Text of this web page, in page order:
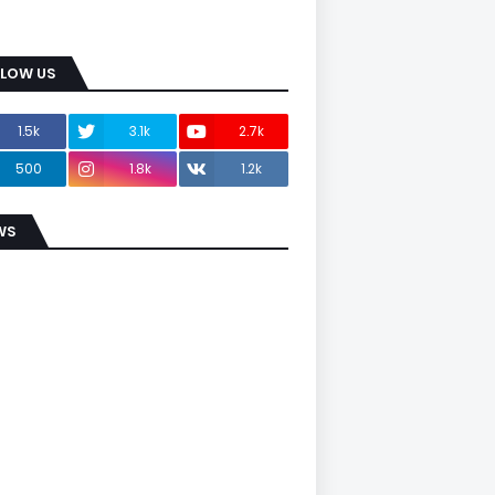
US
1.5k 3.1k
2.7k
500
1.8k 1.2k